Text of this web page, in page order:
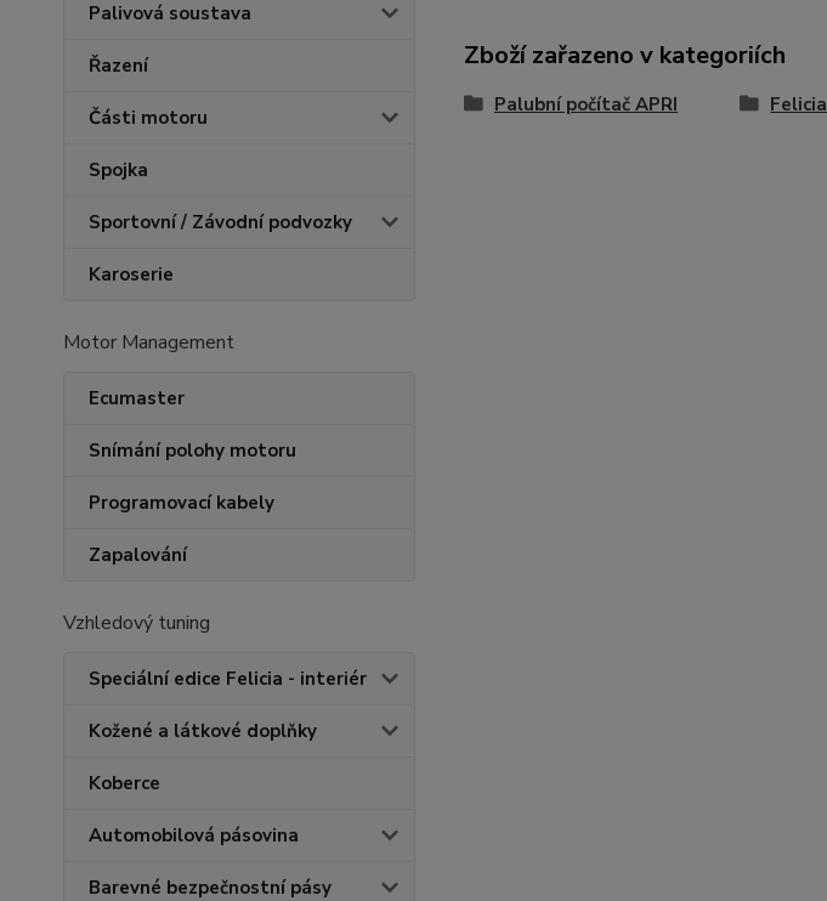
Palivová soustava
Řazení
Části motoru
Spojka
Sportovní / Závodní podvozky
Karoserie
Motor Management
Ecumaster
Snímání polohy motoru
Programovací kabely
Zapalování
Vzhledový tuning
Speciální edice Felicia - interiér
Kožené a látkové doplňky
Koberce
Automobilová pásovina
Barevné bezpečnostní pásy
Zboží zařazeno v kategoriích
Palubní počítač APRI Felicia